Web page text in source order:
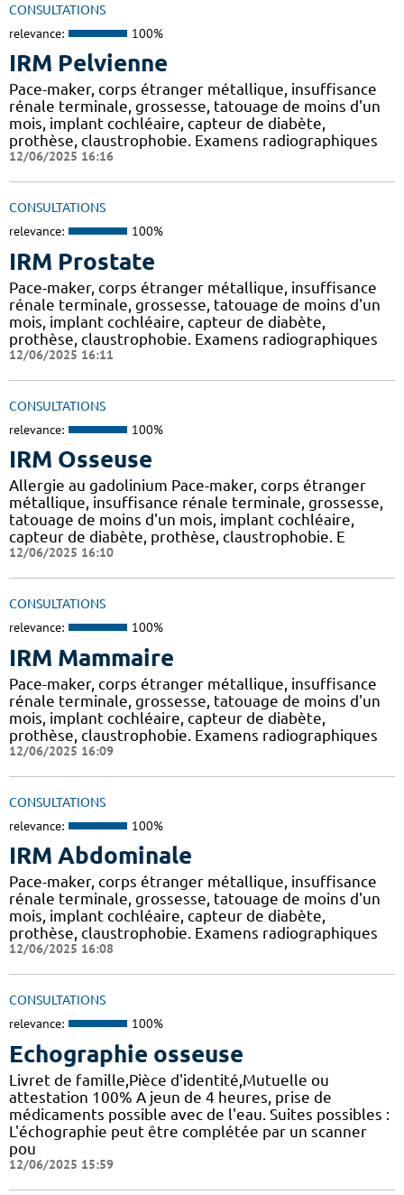
CONSULTATIONS
relevance: 100%
IRM Pelvienne
Pace-maker, corps étranger métallique, insuffisance
rénale terminale, grossesse, tatouage de moins d'un
mois, implant cochléaire, capteur de diabète,
prothèse, claustrophobie. Examens radiographiques
12/06/2025 16:16
CONSULTATIONS
relevance: 100%
IRM Prostate
Pace-maker, corps étranger métallique, insuffisance
rénale terminale, grossesse, tatouage de moins d'un
mois, implant cochléaire, capteur de diabète,
prothèse, claustrophobie. Examens radiographiques
12/06/2025 16:11
CONSULTATIONS
relevance: 100%
IRM Osseuse
Allergie au gadolinium Pace-maker, corps étranger
métallique, insuffisance rénale terminale, grossesse,
tatouage de moins d'un mois, implant cochléaire,
capteur de diabète, prothèse, claustrophobie. E
12/06/2025 16:10
CONSULTATIONS
relevance: 100%
IRM Mammaire
Pace-maker, corps étranger métallique, insuffisance
rénale terminale, grossesse, tatouage de moins d'un
mois, implant cochléaire, capteur de diabète,
prothèse, claustrophobie. Examens radiographiques
12/06/2025 16:09
CONSULTATIONS
relevance: 100%
IRM Abdominale
Pace-maker, corps étranger métallique, insuffisance
rénale terminale, grossesse, tatouage de moins d'un
mois, implant cochléaire, capteur de diabète,
prothèse, claustrophobie. Examens radiographiques
12/06/2025 16:08
CONSULTATIONS
relevance: 100%
Echographie osseuse
Livret de famille,Pièce d'identité,Mutuelle ou
attestation 100% A jeun de 4 heures, prise de
médicaments possible avec de l'eau. Suites possibles :
L'échographie peut être complétée par un scanner
pou
12/06/2025 15:59